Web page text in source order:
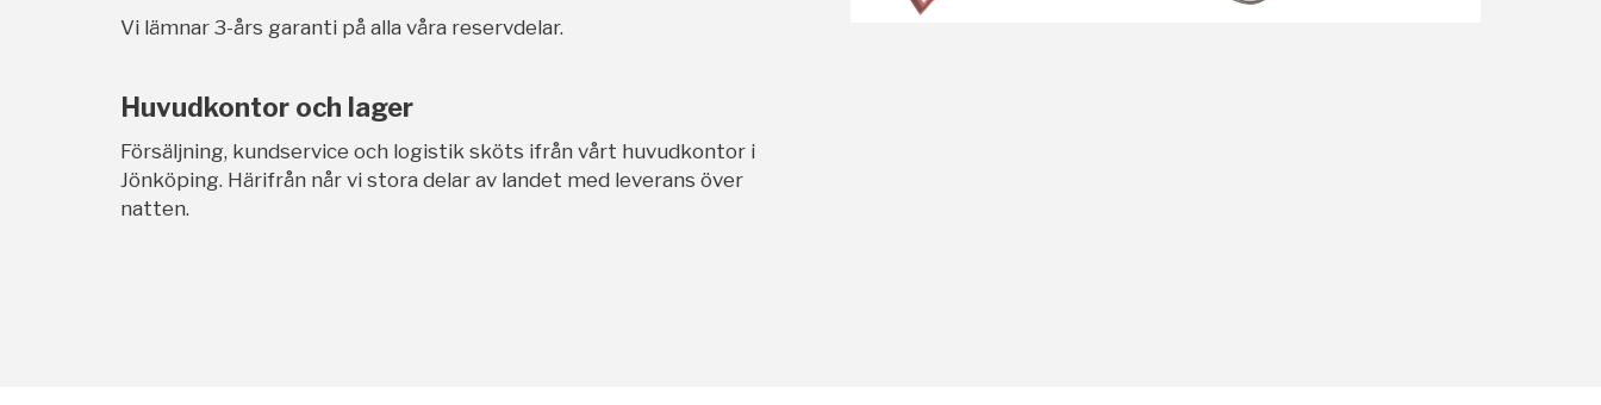
Vi lämnar 3-års garanti på alla våra reservdelar.
Huvudkontor och lager
Försäljning, kundservice och logistik sköts ifrån vårt huvudkontor i
Jönköping. Härifrån når vi stora delar av landet med leverans över
natten.